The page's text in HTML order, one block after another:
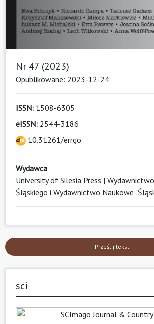
Nr 47 (2023)
Opublikowane: 2023-12-24
ISSN: 1508-6305
eISSN: 2544-3186
10.31261/errgo
Wydawca
University of Silesia Press |
Śląskiego i Wydawnictwo Naukowe
Prześlij tekst
sci